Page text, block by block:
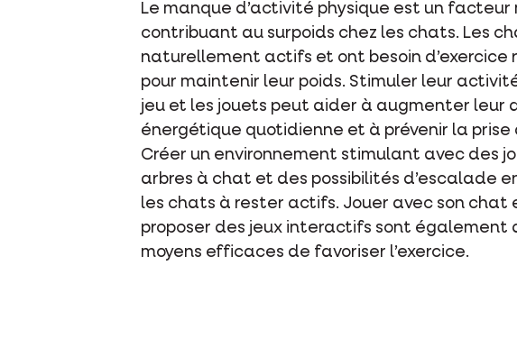
Le manque d’activité physique est un facteur
contribuant au surpoids chez les chats. Les
naturellement actifs et ont besoin d’exercice
pour maintenir leur poids. Stimuler leur
jeu et les jouets peut aider à augmenter leur
énergétique quotidienne et à prévenir la prise
Créer un environnement stimulant avec des
arbres à chat et des possibilités d’escalade
les chats à rester actifs. Jouer avec son chat
proposer des jeux interactifs sont également
moyens efficaces de favoriser l’exercice.